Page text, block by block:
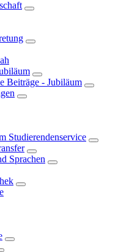
Beiträge - Jubiläum
Studierendenservice
Sprachen